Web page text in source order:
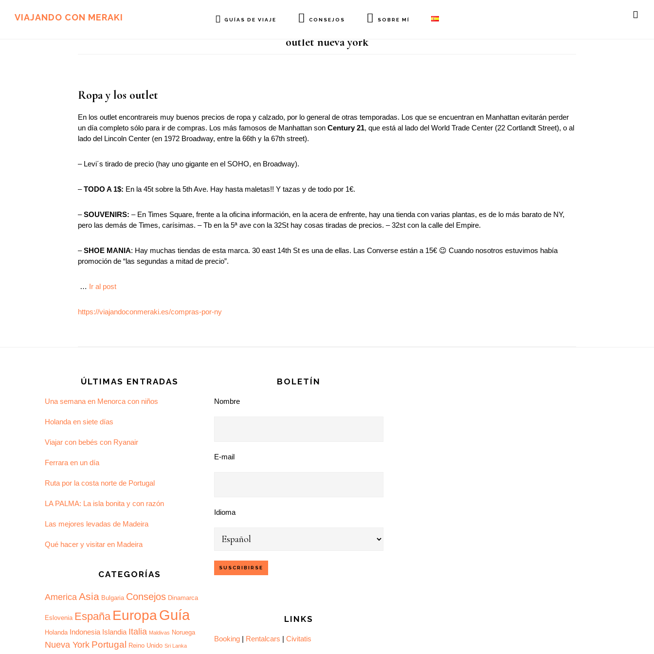
VIAJANDO CON MERAKI GUÍAS DE VIAJE CONSEJOS SOBRE MÍ
outlet nueva york
Ropa y los outlet
En los outlet encontrareis muy buenos precios de ropa y calzado, por lo general de otras temporadas. Los que se encuentran en Manhattan evitarán perder
un día completo sólo para ir de compras. Los más famosos de Manhattan son Century 21, que está al lado del World Trade Center (22 Cortlandt Street), o al
lado del Lincoln Center (en 1972 Broadway, entre la 66th y la 67th street).
– Levi´s tirado de precio (hay uno gigante en el SOHO, en Broadway).
–TODO A 1$: En la 45t sobre la 5th Ave. Hay hasta maletas!! Y tazas y de todo por 1€.
–SOUVENIRS: – En Times Square, frente a la oficina información, en la acera de enfrente, hay una tienda con varias plantas, es de lo más barato de NY,
pero las demás de Times, carísimas. – Tb en la 5ª ave con la 32St hay cosas tiradas de precios. – 32st con la calle del Empire.
–SHOE MANIA: Hay muchas tiendas de esta marca. 30 east 14th St es una de ellas. Las Converse están a 15€ 😉 Cuando nosotros estuvimos había
promoción de “las segundas a mitad de precio”.
… Ir al post
https://viajandoconmeraki.es/compras-por-ny
ÚLTIMAS ENTRADAS
Una semana en Menorca con niños
Holanda en siete días
Viajar con bebés con Ryanair
Ferrara en un día
Ruta por la costa norte de Portugal
LA PALMA: La isla bonita y con razón
Las mejores levadas de Madeira
Qué hacer y visitar en Madeira
CATEGORÍAS
America Asia Bulgaria Consejos Dinamarca
Eslovenia España EuropaGuía
Holanda Indonesia Islandia Italia Maldivas Noruega
Nueva York Portugal Reino Unido Sri Lanka
BOLETÍN
Nombre
E-mail
Idioma
LINKS
Booking | Rentalcars | Civitatis